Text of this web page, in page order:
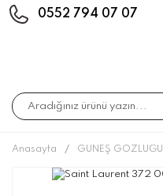
0552 794 07 07
Anasayfa GÜNEŞ GÖZLÜĞÜ